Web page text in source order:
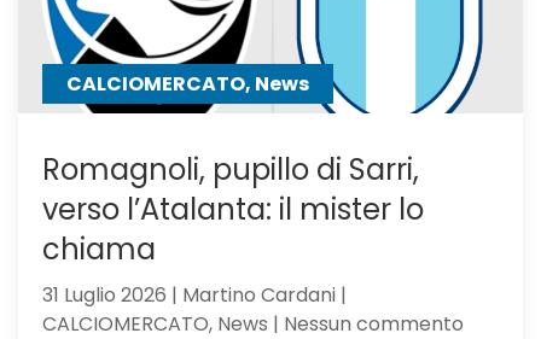
passo
CALCIOMERCATO, News
Romagnoli, pupillo di Sarri,
verso l’Atalanta: il mister lo
chiama
31 Luglio 2026 | Martino Cardani |
CALCIOMERCATO, News | Nessun commento